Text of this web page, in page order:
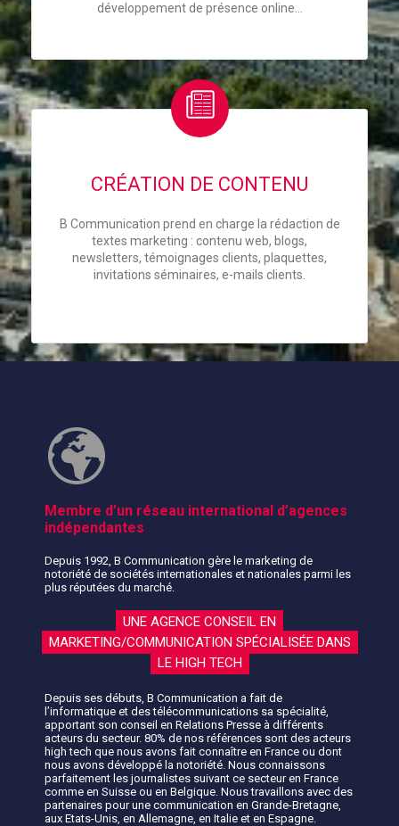
développement de présence online…
CRÉATION DE CONTENU
B Communication prend en charge la rédaction de
textes marketing : contenu web, blogs,
newsletters, témoignages clients, plaquettes,
invitations séminaires, e-mails clients.
Membre d’un réseau international d’agences
indépendantes
Depuis 1992, B Communication gère le marketing de
notoriété de sociétés internationales et nationales parmi les
plus réputées du marché.
UNE AGENCE CONSEIL EN
MARKETING/COMMUNICATION SPÉCIALISÉE DANS
LE HIGH TECH
Depuis ses débuts, B Communication a fait de
l’informatique et des télécommunications sa spécialité,
apportant son conseil en Relations Presse à différents
acteurs du secteur. 80% de nos références sont des acteurs
high tech que nous avons fait connaître en France ou dont
nous avons développé la notoriété. Nous connaissons
parfaitement les journalistes suivant ce secteur en France
comme en Suisse ou en Belgique. Nous travaillons avec des
partenaires pour une communication en Grande-Bretagne,
aux Etats-Unis, en Allemagne, en Italie et en Espagne.